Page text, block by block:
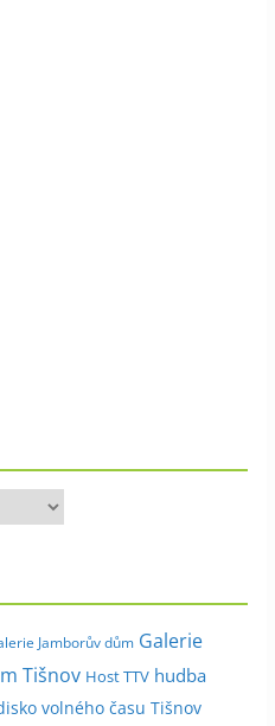
Jamborův dům Galerie
Tišnov Host TTV hudba
volného času Tišnov